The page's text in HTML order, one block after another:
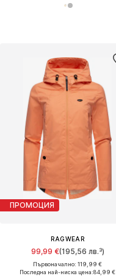
ПРОМОЦИЯ
RAGWEAR
99,99 €(195,56 лв.³)
Първоначално: 119,99 €
Последна най-ниска цена:84,99 €